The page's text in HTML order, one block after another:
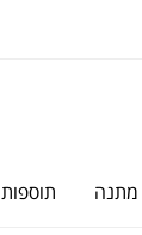
מתנה תוספות